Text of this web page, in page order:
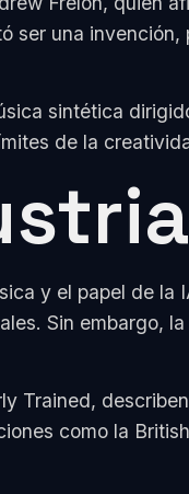
una
sintética
de la
y el papel de la
Sin embargo,
Trained,
como la